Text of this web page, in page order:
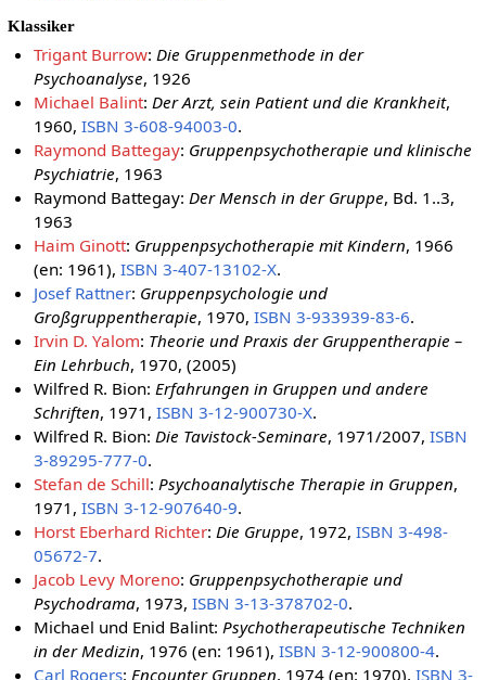
Klassiker
Trigant Burrow:Die Gruppenmethode in der
Psychoanalyse, 1926
Michael Balint:Der Arzt, sein Patient und die Krankheit,
1960,ISBN 3-608-94003-0.
Raymond Battegay: Gruppenpsychotherapie und klinische
Psychiatrie, 1963
Raymond Battegay:Der Mensch in der Gruppe, Bd. 1..3,
1963
Haim Ginott: Gruppenpsychotherapie mit Kindern, 1966
(en: 1961),ISBN 3-407-13102-X.
Josef Rattner: Gruppenpsychologie und
Großgruppentherapie, 1970,ISBN 3-933939-83-6.
Irvin D. Yalom: Theorie und Praxis der Gruppentherapie –
Ein Lehrbuch, 1970, (2005)
Wilfred R. Bion:Erfahrungen in Gruppen und andere
Schriften, 1971,ISBN 3-12-900730-X.
Wilfred R. Bion:Die Tavistock-Seminare, 1971/2007,ISBN
3-89295-777-0.
Stefan de Schill:Psychoanalytische Therapie in Gruppen,
1971,ISBN 3-12-907640-9.
Horst Eberhard Richter:Die Gruppe, 1972,ISBN 3-498-
05672-7.
Jacob Levy Moreno: Gruppenpsychotherapie und
Psychodrama, 1973,ISBN 3-13-378702-0.
Michael und Enid Balint:Psychotherapeutische Techniken
in der Medizin, 1976 (en: 1961),ISBN 3-12-900800-4.
Carl Rogers:Encounter Gruppen, 1974 (en: 1970),ISBN 3-